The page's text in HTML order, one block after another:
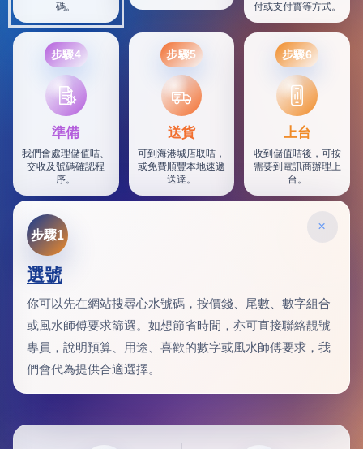
碼。
付或支付寶等方式。
步驟4
準備
我們會處理儲值咭、
交收及號碼確認程
序。
步驟5
SF
送貨
可到海港城店取咭，
或免費順豐本地速遞
送達。
步驟6
上台
收到儲值咭後，可按
需要到電訊商辦理上
台。
×
步驟1
選號
你可以先在網站搜尋心水號碼，按價錢、尾數、數字組合
或風水師傅要求篩選。如想節省時間，亦可直接聯絡靚號
專員，說明預算、用途、喜歡的數字或風水師傅要求，我
們會代為提供合適選擇。